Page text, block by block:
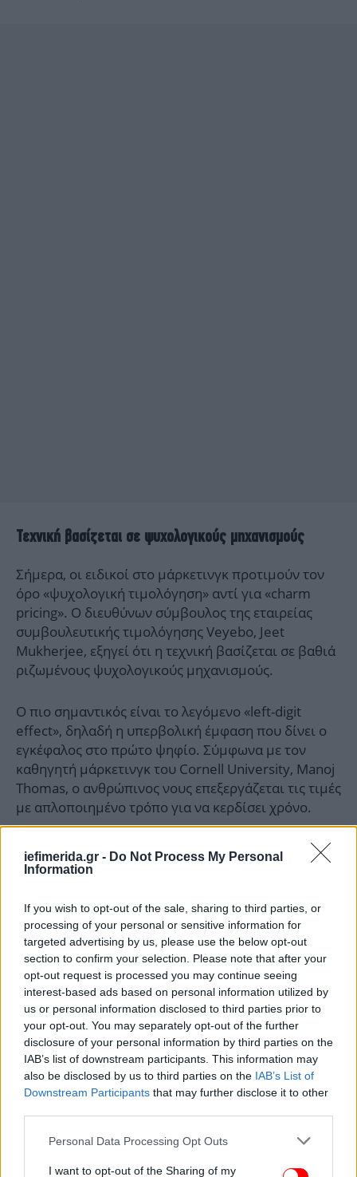
iefimerida.gr - Do Not Process My Personal
Information
If you wish to opt-out of the sale, sharing to third parties, or
processing of your personal or sensitive information for
targeted advertising by us, please use the below opt-out
section to confirm your selection. Please note that after your
opt-out request is processed you may continue seeing
interest-based ads based on personal information utilized by
us or personal information disclosed to third parties prior to
your opt-out. You may separately opt-out of the further
disclosure of your personal information by third parties on the
IAB’s list of downstream participants. This information may
also be disclosed by us to third parties on the IAB’s List of
Downstream Participants that may further disclose it to other
Please note that this website/app uses one or more Google
not limited to your visit or usage behaviour. You may click to
Personal Data Processing Opt Outs
I want to opt-out of the Sharing of my
Τεχνική βασίζεται σε ψυχολογικούς μηχανισμούς
Σήμερα, οι ειδικοί στο μάρκετινγκ προτιμούν τον
όρο «ψυχολογική τιμολόγηση» αντί για «charm
pricing». Ο διευθύνων σύμβουλος της εταιρείας
συμβουλευτικής τιμολόγησης Veyebo, Jeet
Mukherjee, εξηγεί ότι η τεχνική βασίζεται σε βαθιά
ριζωμένους ψυχολογικούς μηχανισμούς.
Ο πιο σημαντικός είναι το λεγόμενο «left-digit
effect», δηλαδή η υπερβολική έμφαση που δίνει ο
εγκέφαλος στο πρώτο ψηφίο. Σύμφωνα με τον
καθηγητή μάρκετινγκ του Cornell University, Manoj
Thomas, ο ανθρώπινος νους επεξεργάζεται τις τιμές
με απλοποιημένο τρόπο για να κερδίσει χρόνο.
Σε μία από τις έρευνές του, οι καταναλωτές
κλήθηκαν να συγκρίνουν δύο βάζα
κόστιζε 2,99 δολάρια και το premium 4 δολάρια.
Στη δεύτερη, οι τιμές ήταν 3 δολάρια και 4,01
αντίστοιχα. Αν και η διαφορά παρέμενε ακριβώς
ίδια, οι περισσότεροι θεωρούσαν πολύ μεγαλύτερο
το χάσμα ανάμεσα στα 2,99 και τα 4 δολάρια.
«Ο εγκέφαλος "κολλάει" στο πρώτο νούμερο»,
εξηγεί ο Manoj Thomas. «Αντιλαμβάνεται τα 2,99
ως “κάτι στα 2” και όχι ως “σχεδόν 3”. Είναι σχεδόν
σαν οπτική ψευδαίσθηση».